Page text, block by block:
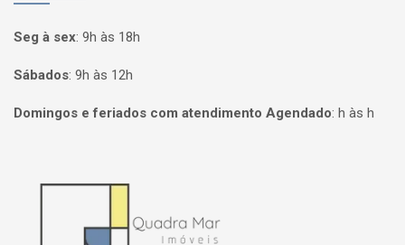
Seg à sex: 9h às 18h
Sábados: 9h às 12h
Domingos e feriados com atendimento Agendado: h às h